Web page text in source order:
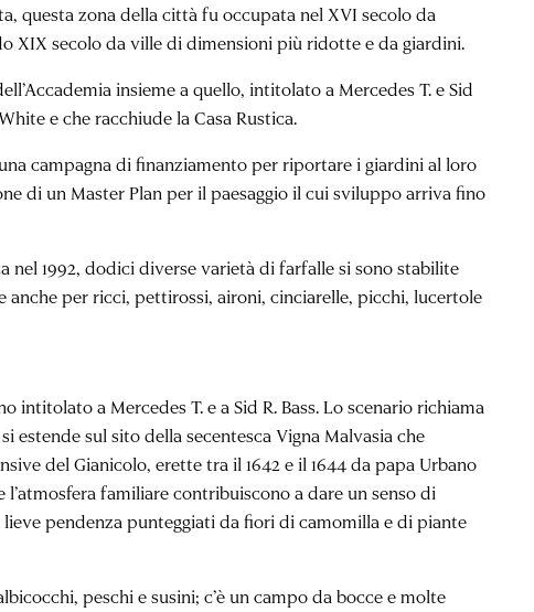
questa zona della città fu occupata nel XVI secolo da
XIX secolo da ville di dimensioni più ridotte e da giardini.
insieme a quello, intitolato a Mercedes T. e Sid
e che racchiude la Casa Rustica.
campagna di finanziamento per riportare i giardini al loro
di un Master Plan per il paesaggio il cui sviluppo arriva fino
1992, dodici diverse varietà di farfalle si sono stabilite
anche per ricci, pettirossi, aironi, cinciarelle, picchi, lucertole
a Mercedes T. e a Sid R. Bass. Lo scenario richiama
estende sul sito della secentesca Vigna Malvasia che
del Gianicolo, erette tra il 1642 e il 1644 da papa Urbano
familiare contribuiscono a dare un senso di
pendenza punteggiati da fiori di camomilla e di piante
peschi e susini; c’è un campo da bocce e molte